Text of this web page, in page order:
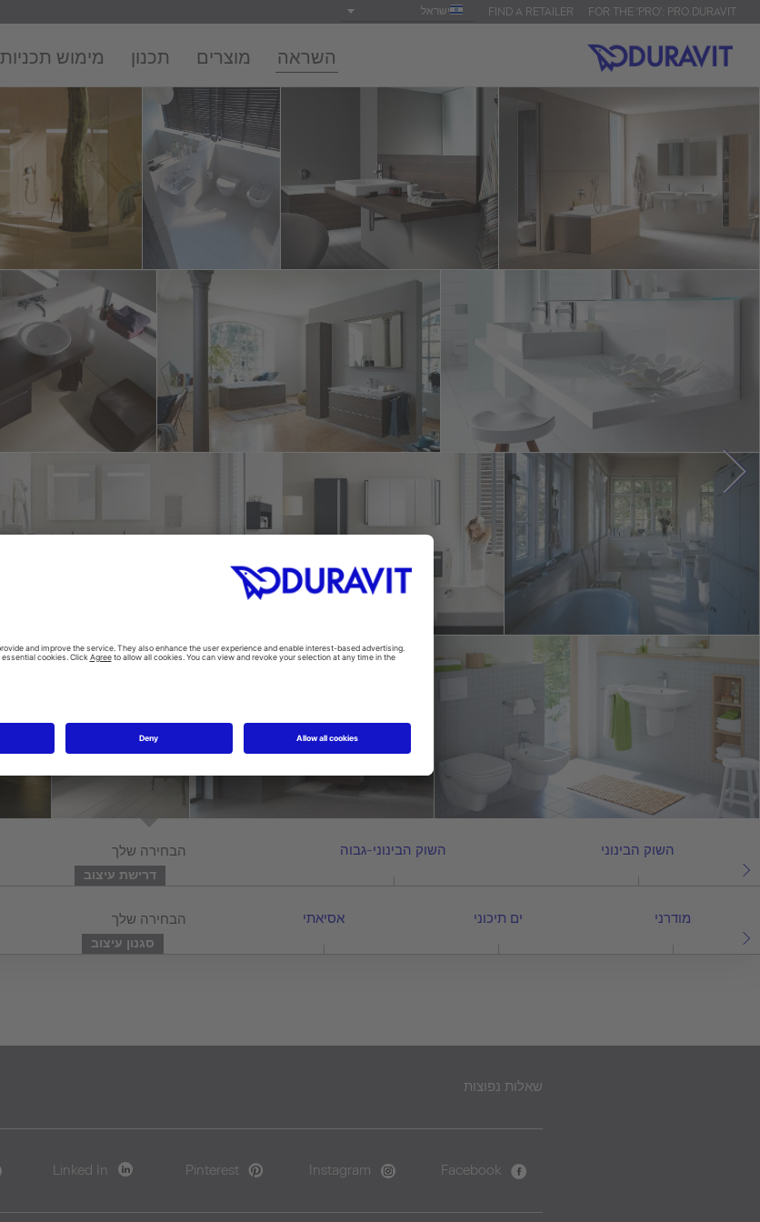
FOR THE 'PRO': PRO.DURAVIT
FIND A RETAILER ישראל
השראה מוצרים תכנון מימוש תכניות
השוק הבינוני השוק הבינוני-גבוה הכל
דרישת עיצוב
הבחירה שלך
מודרני ים תיכוני אסיאתי הכל
סגנון עיצוב
הבחירה שלך
שאלות נפוצות
Facebook
Instagram
Pinterest
Linked In